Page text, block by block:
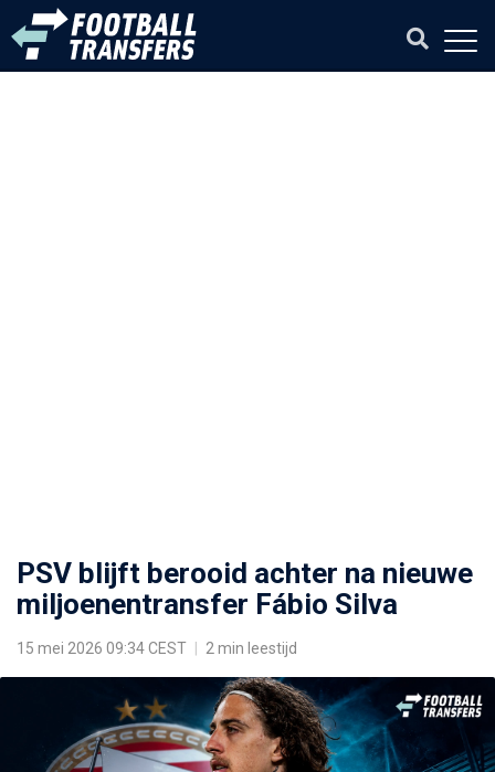
PSV blijft berooid achter na nieuwe
miljoenentransfer Fábio Silva
15 mei 2026 09:34 CEST 2 min leestijd